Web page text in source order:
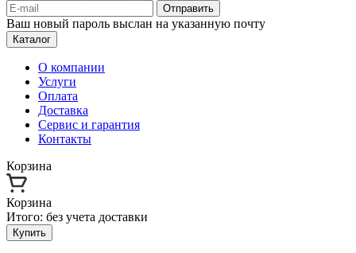
Отправить
Ваш новый пароль выслан на указанную почту
Каталог
О компании
Услуги
Оплата
Доставка
Сервис и гарантия
Контакты
Корзина
Корзина
Итого: без учета доставки
Купить